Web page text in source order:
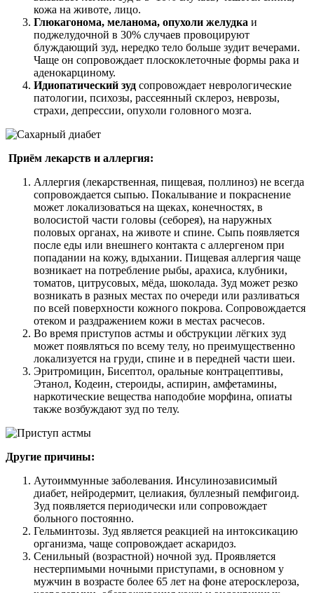
кожа на животе, лицо.
Глюкагонома, меланома, опухоли желудка и
поджелудочной в 30% случаев провоцируют
блуждающий зуд, нередко тело больше зудит вечерами.
Чаще он сопровождает плоскоклеточные формы рака и
аденокарциному.
Идиопатический зуд сопровождает неврологические
патологии, психозы, рассеянный склероз, неврозы,
страхи, депрессии, опухоли головного мозга.
Приём лекарств и аллергия:
Аллергия (лекарственная, пищевая, поллиноз) не всегда
сопровождается сыпью. Покалывание и покраснение
может локализоваться на щеках, конечностях, в
волосистой части головы (себорея), на наружных
половых органах, на животе и спине. Сыпь появляется
после еды или внешнего контакта с аллергеном при
попадании на кожу, вдыхании. Пищевая аллергия чаще
возникает на потребление рыбы, арахиса, клубники,
томатов, цитрусовых, мёда, шоколада. Зуд может резко
возникать в разных местах по очереди или разливаться
по всей поверхности кожного покрова. Сопровождается
отеком и раздражением кожи в местах расчесов.
Во время приступов астмы и обструкции лёгких зуд
может появляться по всему телу, но преимущественно
локализуется на груди, спине и в передней части шеи.
Эритромицин, Бисептол, оральные контрацептивы,
Этанол, Кодеин, стероиды, аспирин, амфетамины,
наркотические вещества наподобие морфина, опиаты
также возбуждают зуд по телу.
Другие причины:
Аутоиммунные заболевания. Инсулинозависимый
диабет, нейродермит, целиакия, буллезный пемфигоид.
Зуд появляется периодически или сопровождает
больного постоянно.
Гельминтозы. Зуд является реакцией на интоксикацию
организма, чаще сопровождает аскаридоз.
Сенильный (возрастной) ночной зуд. Проявляется
нестерпимыми ночными приступами, в основном у
мужчин в возрасте более 65 лет на фоне атеросклероза,